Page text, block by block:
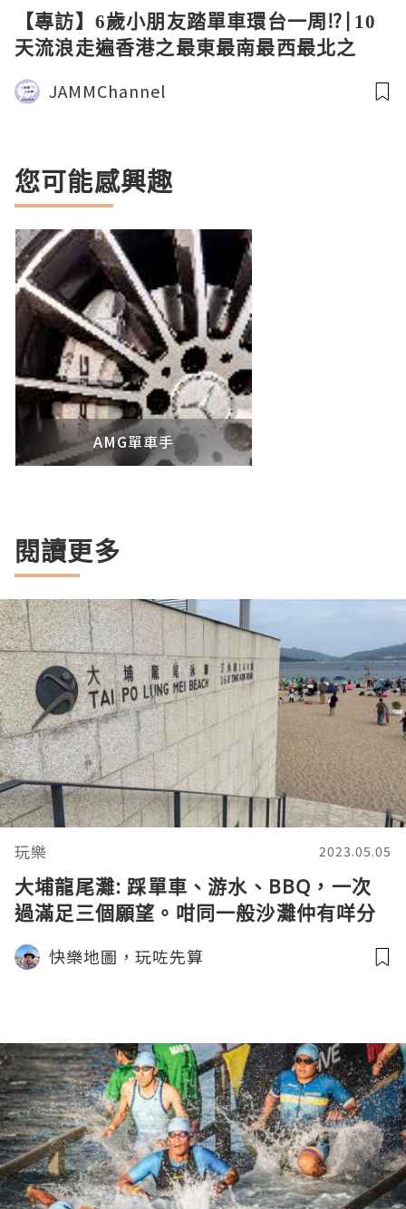
【專訪】6歲小朋友踏單車環台一周⁉️|10
天流浪走遍香港之最東最南最西最北之
地⁉️ |體驗式教育｜專訪「快樂地圖」
#Jollymap 創辦人|cc for English
JAMMChannel
您可能感興趣
AMG單車手
閱讀更多
玩樂 2023.05.05
大埔龍尾灘: 踩單車、游水、BBQ，一次
過滿足三個願望。咁同一般沙灘仲有咩分
別?
快樂地圖，玩咗先算